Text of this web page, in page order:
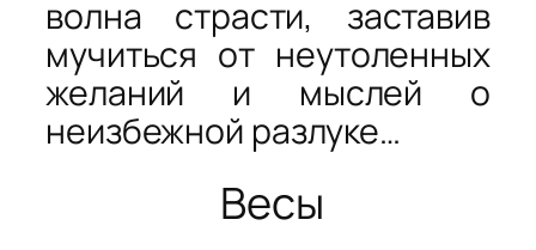
волна страсти, заставив
мучиться от неутоленных
желаний и мыслей о
неизбежной разлуке…
Весы